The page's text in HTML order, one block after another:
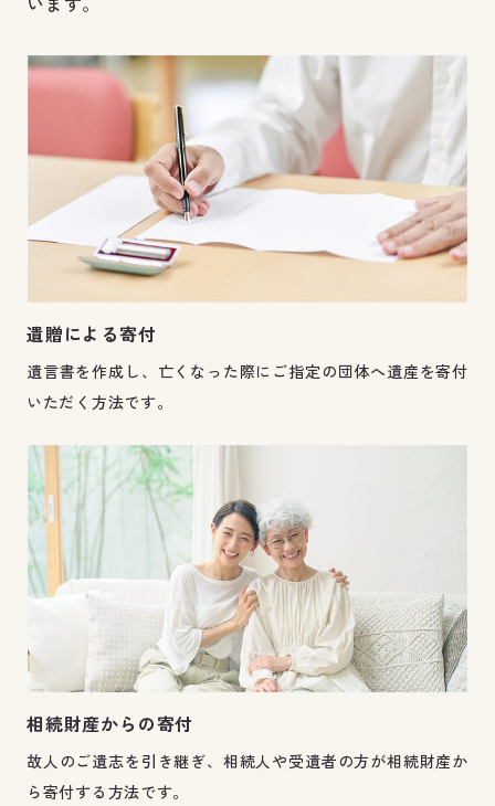
遺贈による寄付
遺言書を作成し、亡くなった際にご指定の団体へ遺産を寄付
いただく方法です。
相続財産からの寄付
故人のご遺志を引き継ぎ、相続人や受遺者の方が相続財産か
ら寄付する方法です。